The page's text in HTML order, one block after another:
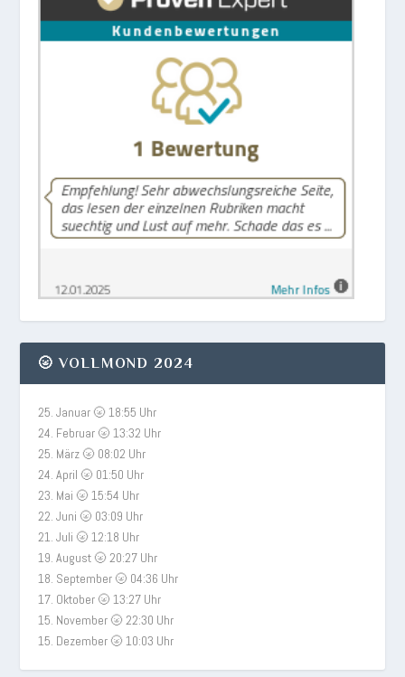
🌝 VOLLMOND 2024
25. Januar 🌝 18:55 Uhr
24. Februar 🌝 13:32 Uhr
25. März 🌝 08:02 Uhr
24. April 🌝 01:50 Uhr
23. Mai 🌝 15:54 Uhr
22. Juni 🌝 03:09 Uhr
21. Juli 🌝 12:18 Uhr
19. August 🌝 20:27 Uhr
18. September 🌝 04:36 Uhr
17. Oktober 🌝 13:27 Uhr
15. November 🌝 22:30 Uhr
15. Dezember 🌝 10:03 Uhr